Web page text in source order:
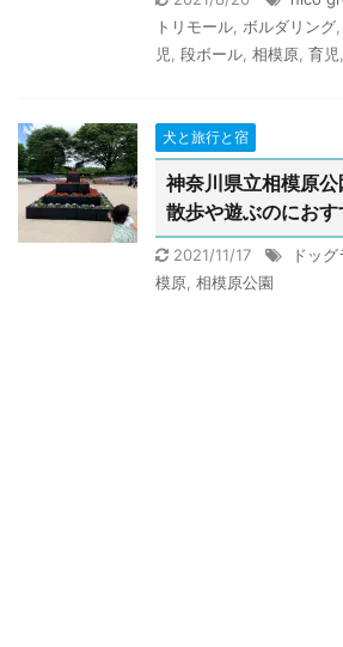
トリモール ボルダリング
児
段ボール 相模原 育児
犬と旅行と宿
神奈川県立相模原
散歩や遊ぶのにおす
2021/11/17 ドッグ
模原 相模原公園